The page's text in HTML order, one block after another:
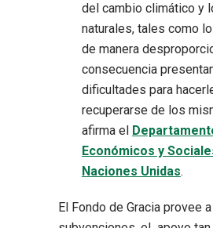
del cambio climático y
naturales, tales como
de manera
consecuencia
dificultades para
recuperarse de los
afirma el
Económicos y
Naciones Unidas.
El Fondo de Gracia provee